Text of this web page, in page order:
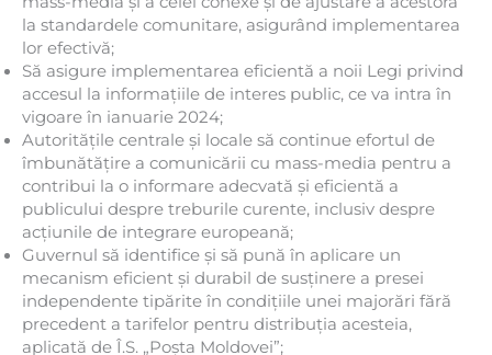
la standardele comunitare, asigurând implementarea
lor efectivă;
Să asigure implementarea eficientă a noii Legi privind
accesul la informațiile de interes public, ce va intra în
vigoare în ianuarie 2024;
Autoritățile centrale și locale să continue efortul de
îmbunătățire a comunicării cu mass-media pentru a
contribui la o informare adecvată și eficientă a
publicului despre treburile curente, inclusiv despre
acțiunile de integrare europeană;
Guvernul să identifice și să pună în aplicare un
mecanism eficient și durabil de susținere a presei
independente tipărite în condițiile unei majorări fără
precedent a tarifelor pentru distribuția acesteia,
aplicată de Î.S. „Poșta Moldovei”;